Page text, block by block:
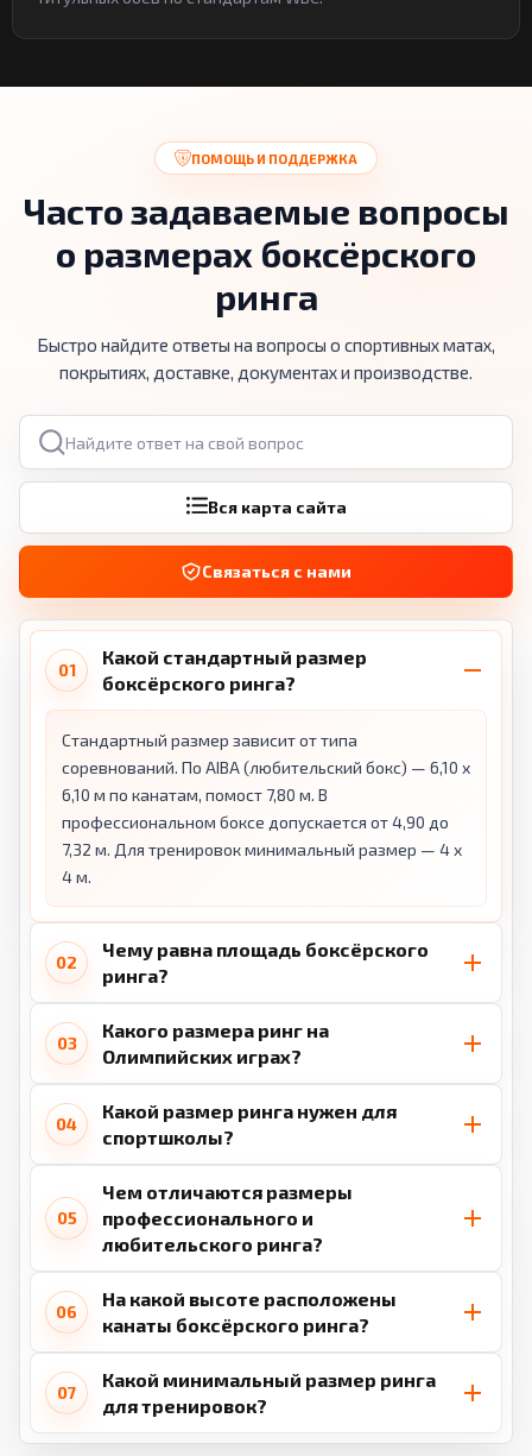
ПОМОЩЬ И ПОДДЕРЖКА
Часто задаваемые вопросы
о размерах боксёрского
ринга
Быстро найдите ответы на вопросы о спортивных матах,
покрытиях, доставке, документах и производстве.
Поиск по вопросам
Вся карта сайта
Связаться с нами
01
Какой стандартный размер
боксёрского ринга?
Стандартный размер зависит от типа
соревнований. По AIBA (любительский бокс) — 6,10 x
6,10 м по канатам, помост 7,80 м. В
профессиональном боксе допускается от 4,90 до
7,32 м. Для тренировок минимальный размер — 4 x
4 м.
02
Чему равна площадь боксёрского
ринга?
03
Какого размера ринг на
Олимпийских играх?
04
Какой размер ринга нужен для
спортшколы?
05
Чем отличаются размеры
профессионального и
любительского ринга?
06
На какой высоте расположены
канаты боксёрского ринга?
07
Какой минимальный размер ринга
для тренировок?